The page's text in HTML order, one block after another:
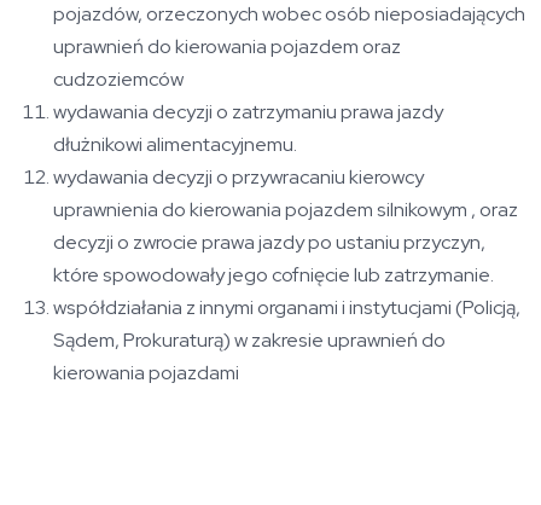
pojazdów, orzeczonych wobec osób nieposiadających
uprawnień do kierowania pojazdem oraz
cudzoziemców
wydawania decyzji o zatrzymaniu prawa jazdy
dłużnikowi alimentacyjnemu.
wydawania decyzji o przywracaniu kierowcy
uprawnienia do kierowania pojazdem silnikowym , oraz
decyzji o zwrocie prawa jazdy po ustaniu przyczyn,
które spowodowały jego cofnięcie lub zatrzymanie.
współdziałania z innymi organami i instytucjami (Policją,
Sądem, Prokuraturą) w zakresie uprawnień do
kierowania pojazdami